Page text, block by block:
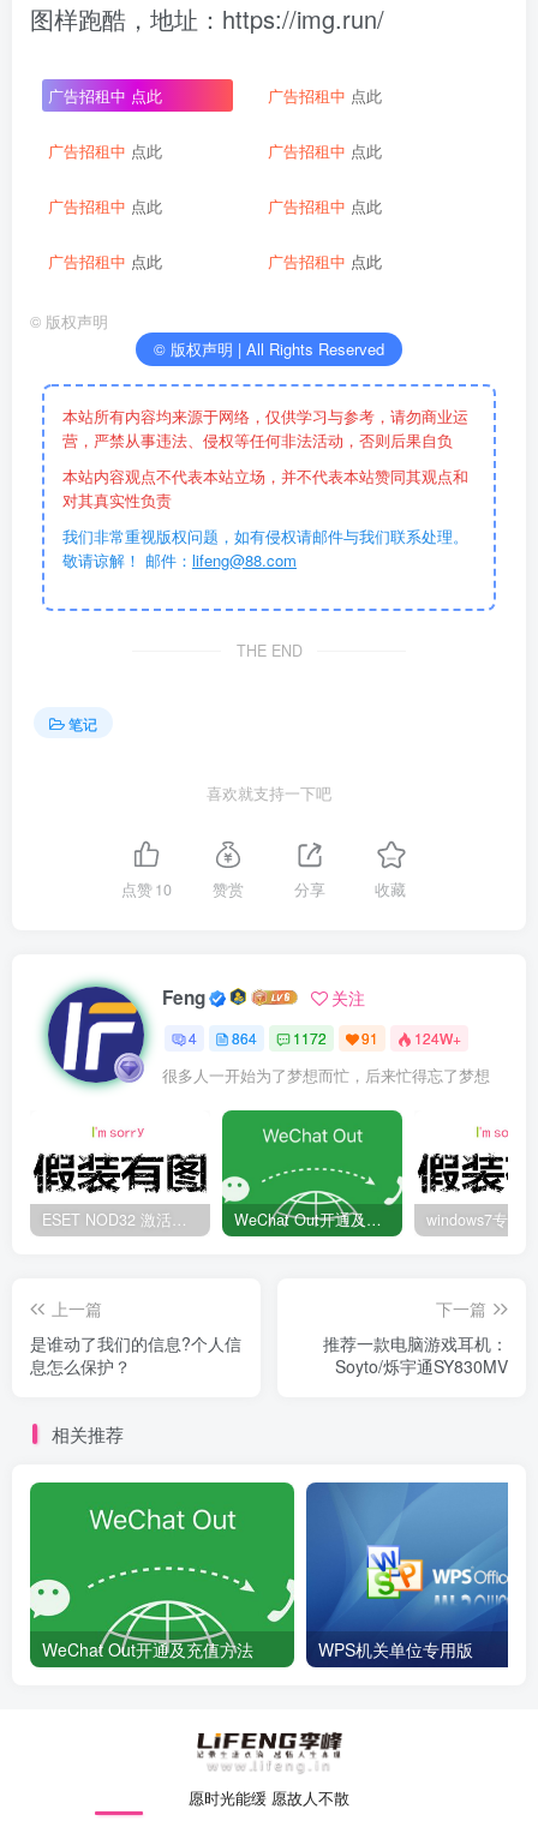
图样跑酷，地址：https://img.run/
广告招租中 点此 广告招租中 点此
广告招租中 点此 广告招租中 点此
广告招租中 点此 广告招租中 点此
广告招租中 点此 广告招租中 点此
© 版权声明
© 版权声明 | All Rights Reserved
本站所有内容均来源于网络，仅供学习与参考，请勿商业运
营，严禁从事违法、侵权等任何非法活动，否则后果自负
本站内容观点不代表本站立场，并不代表本站赞同其观点和
对其真实性负责
我们非常重视版权问题，如有侵权请邮件与我们联系处理。
敬请谅解！ 邮件： lifeng@88.com
THE END
笔记
喜欢就支持一下吧
点赞10 赞赏 分享 收藏
Feng 关注
4 864 1172 91 124W+
很多人一开始为了梦想而忙，后来忙得忘了梦想
ESET NOD32 激活码 有效期至2022年 WeChat Out开通及充值方法
上一篇
是谁动了我们的信息?个人信
息怎么保护？
下一篇
推荐一款电脑游戏耳机：
Soyto/烁宇通SY830MV
相关推荐
WeChat Out开通及充值方法 WPS机关单位专用版
愿时光能缓 愿故人不散